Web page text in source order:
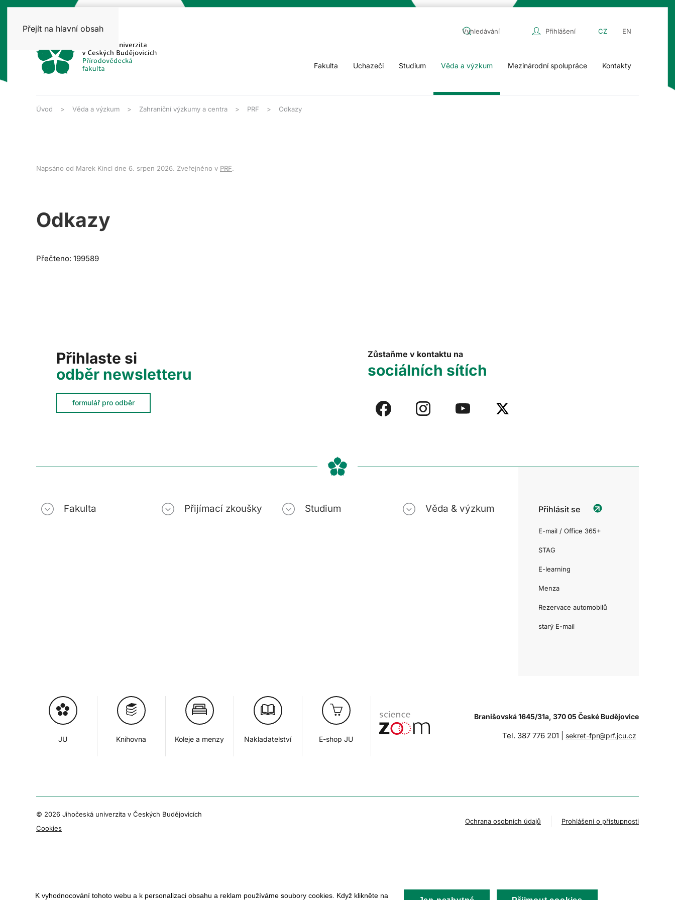
Přejít na hlavní obsah Přihlášení CZ EN
Fakulta Uchazeči Studium Věda a výzkum Mezinárodní spolupráce Kontakty
Úvod Věda a výzkum Zahraniční výzkumy a centra PRF Odkazy
Napsáno od Marek Kincl dne 6. srpen 2026. Zveřejněno v PRF.
Odkazy
Přečteno: 199589
Přihlaste si
odběr newsletteru
formulář pro odběr
Zůstaňme v kontaktu na
sociálních sítích
Fakulta Přijímací zkoušky Studium Věda & výzkum Přihlásit se
E-mail / Office 365+
STAG
E-learning
Menza
Rezervace automobilů
starý E-mail
JU Knihovna Koleje a menzy Nakladatelství E-shop JU
Branišovská 1645/31a, 370 05 České Budějovice
Tel. 387 776 201 | sekret-fpr@prf.jcu.cz
© 2026 Jihočeská univerzita v Českých Budějovicích
Cookies
Ochrana osobních údajů Prohlášení o přístupnosti
K vyhodnocování tohoto webu a k personalizaci obsahu a reklam používáme soubory cookies. Když klikněte na